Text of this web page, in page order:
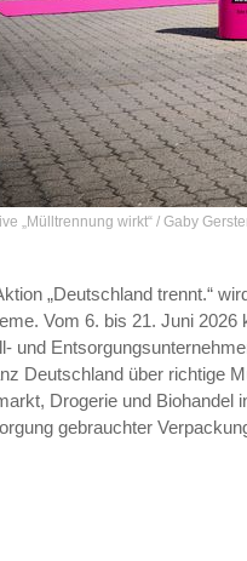
„Mülltrennung wirkt“ / Gaby
„Deutschland trennt.“
Vom 6. bis 21. Juni 2026
und
Deutschland über richtige
Drogerie und Biohandel
gebrauchter